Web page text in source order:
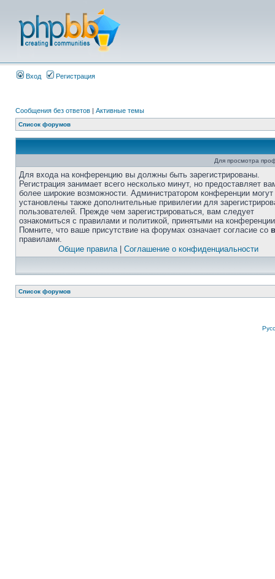
Вход Регистрация
Сообщения без ответов | Активные темы
Список форумов
Для просмотра
Для входа на конференцию вы должны быть зарегистрированы.
Регистрация занимает всего несколько минут, но предоставляет
более широкие возможности. Администратором конференции
установлены также дополнительные привилегии для
пользователей. Прежде чем зарегистрироваться, вам следует
ознакомиться с правилами и политикой, принятыми на
Помните, что ваше присутствие на форумах означает согласие со
правилами.
Общие правила| Соглашение о конфиденциальности
Список форумов